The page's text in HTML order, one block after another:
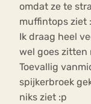
omdat ze te
muffintops ziet
Ik draag heel
wel goes zitten
Toevallig
spijkerbroek
niks ziet :p